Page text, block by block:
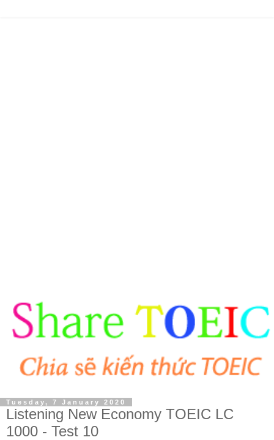
Tuesday, 7 January 2020
Listening New Economy TOEIC LC
1000 - Test 10